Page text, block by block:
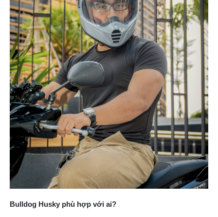
Bulldog Husky phù hợp với ai?